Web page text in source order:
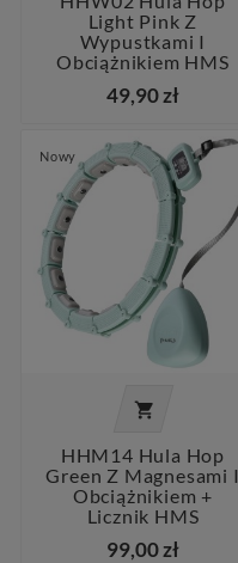
Light Pink Z
Wypustkami I
Obciążnikiem HMS
49,90 zł
Nowy

HHM14 Hula Hop
Green Z Magnesami I
Obciążnikiem +
Licznik HMS
99,00 zł